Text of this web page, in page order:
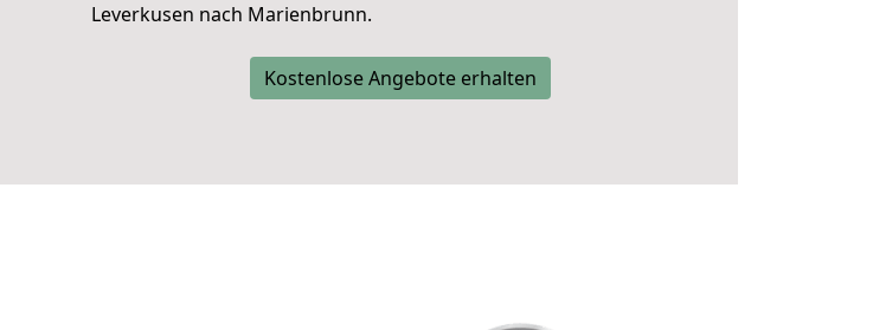
Leverkusen nach Marienbrunn.
Kostenlose Angebote erhalten